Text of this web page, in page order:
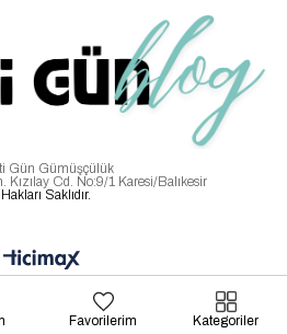
Gün Gümüşçülük
Kızılay Cd. No:9/1 Karesi/Balıkesir
Saklıdır.
Favorilerim Kategoriler